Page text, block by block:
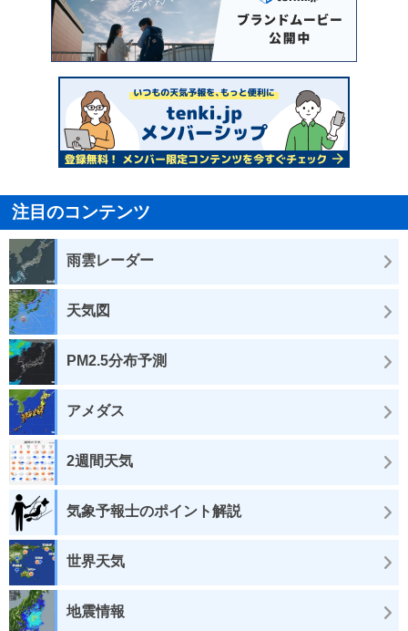
注目のコンテンツ
雨雲レーダー
天気図
PM2.5分布予測
アメダス
2週間天気
気象予報士のポイント解説
世界天気
地震情報